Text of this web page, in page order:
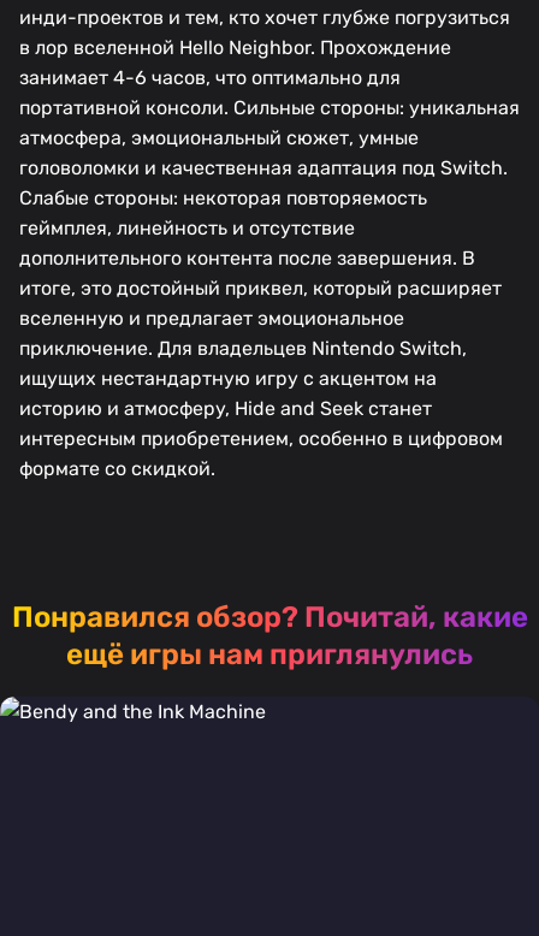
инди-проектов и тем, кто хочет глубже погрузиться
в лор вселенной Hello Neighbor. Прохождение
занимает 4-6 часов, что оптимально для
портативной консоли. Сильные стороны: уникальная
атмосфера, эмоциональный сюжет, умные
головоломки и качественная адаптация под Switch.
Слабые стороны: некоторая повторяемость
геймплея, линейность и отсутствие
дополнительного контента после завершения. В
итоге, это достойный приквел, который расширяет
вселенную и предлагает эмоциональное
приключение. Для владельцев Nintendo Switch,
ищущих нестандартную игру с акцентом на
историю и атмосферу, Hide and Seek станет
интересным приобретением, особенно в цифровом
формате со скидкой.
Понравился обзор? Почитай, какие
ещё игры нам приглянулись